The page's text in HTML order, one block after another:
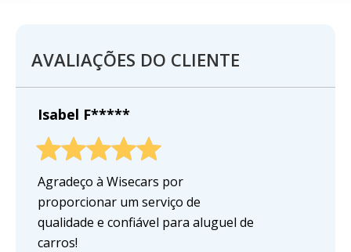
AVALIAÇÕES DO CLIENTE
Isabel F*****
Agradeço à Wisecars por
proporcionar um serviço de
qualidade e confiável para aluguel de
carros!